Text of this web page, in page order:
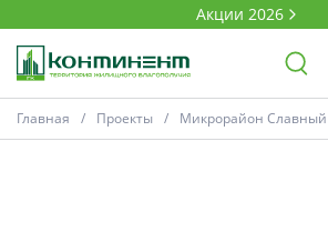
Акции 2026
Главная Проекты Микрорайон Славный
План